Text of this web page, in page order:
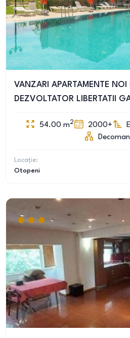
VANZARI APARTAMENTE NOI
DEZVOLTATOR LIBERTATII
54.00 m2 2000+
Locație:
Otopeni